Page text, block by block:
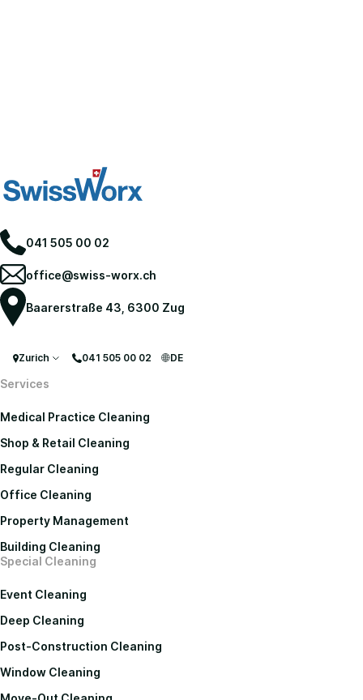
041 505 00 02
office@swiss-worx.ch
Baarerstraße 43, 6300 Zug
Zurich 041 505 00 02 DE
Services
Medical Practice Cleaning
Shop & Retail Cleaning
Regular Cleaning
Office Cleaning
Property Management
Building Cleaning
Special Cleaning
Event Cleaning
Deep Cleaning
Post-Construction Cleaning
Window Cleaning